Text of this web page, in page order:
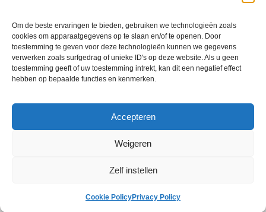
Om de beste ervaringen te bieden, gebruiken we technologieën zoals
cookies om apparaatgegevens op te slaan en/of te openen. Door
toestemming te geven voor deze technologieën kunnen we gegevens
verwerken zoals surfgedrag of unieke ID's op deze website. Als u geen
toestemming geeft of uw toestemming intrekt, kan dit een negatief effect
hebben op bepaalde functies en kenmerken.
Accepteren
Weigeren
Zelf instellen
Cookie PolicyPrivacy Policy
2026 VECTORVEST INC ®. ALL RIGHTS RESERVED |
POLICY|CONTACT US